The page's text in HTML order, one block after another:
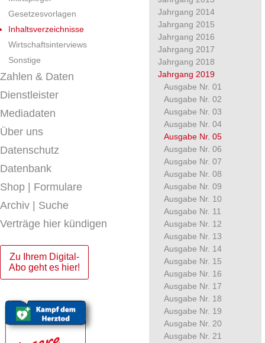
Gesetzesvorlagen
Inhaltsverzeichnisse
Wirtschaftsinterviews
Sonstige
Zahlen & Daten
Dienstleister
Mediadaten
Über uns
Datenschutz
Datenbank
Shop | Formulare
Archiv | Suche
Verträge hier kündigen
Zu Ihrem Digital-
Abo geht es hier!
Jahrgang 2014
Jahrgang 2015
Jahrgang 2016
Jahrgang 2017
Jahrgang 2018
Jahrgang 2019
Ausgabe Nr. 01
Ausgabe Nr. 02
Ausgabe Nr. 03
Ausgabe Nr. 04
Ausgabe Nr. 05
Ausgabe Nr. 06
Ausgabe Nr. 07
Ausgabe Nr. 08
Ausgabe Nr. 09
Ausgabe Nr. 10
Ausgabe Nr. 11
Ausgabe Nr. 12
Ausgabe Nr. 13
Ausgabe Nr. 14
Ausgabe Nr. 15
Ausgabe Nr. 16
Ausgabe Nr. 17
Ausgabe Nr. 18
Ausgabe Nr. 19
Ausgabe Nr. 20
Ausgabe Nr. 21